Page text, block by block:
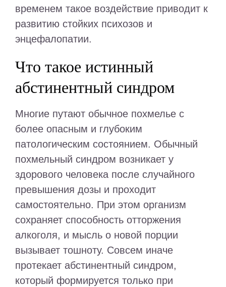
временем такое воздействие приводит к
развитию стойких психозов и
энцефалопатии.
Что такое истинный
абстинентный синдром
Многие путают обычное похмелье с
более опасным и глубоким
патологическим состоянием. Обычный
похмельный синдром возникает у
здорового человека после случайного
превышения дозы и проходит
самостоятельно. При этом организм
сохраняет способность отторжения
алкоголя, и мысль о новой порции
вызывает тошноту. Совсем иначе
протекает абстинентный синдром,
который формируется только при